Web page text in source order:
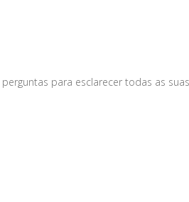
para esclarecer todas as